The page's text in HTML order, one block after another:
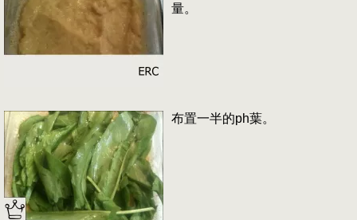
量。
布置一半的ph葉。